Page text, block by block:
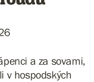
a za sovami,
v hospodských